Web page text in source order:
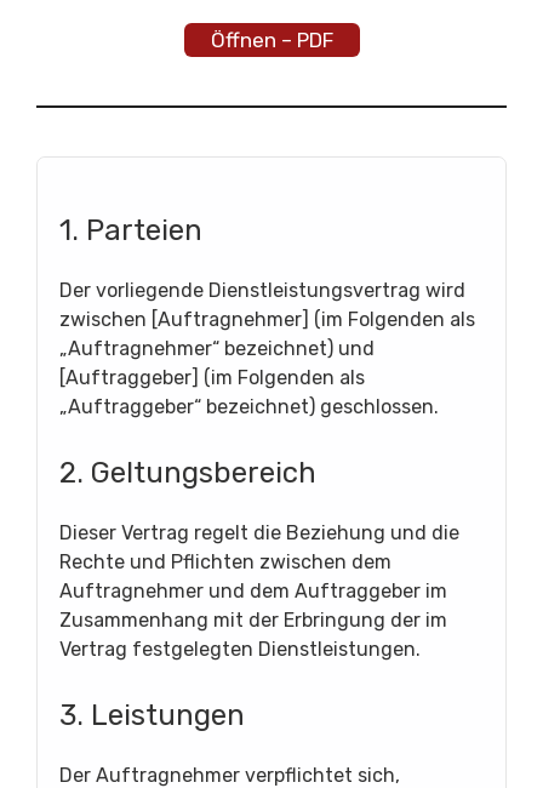
Öffnen – PDF
1. Parteien
Der vorliegende Dienstleistungsvertrag wird
zwischen [Auftragnehmer] (im Folgenden als
„Auftragnehmer“ bezeichnet) und
[Auftraggeber] (im Folgenden als
„Auftraggeber“ bezeichnet) geschlossen.
2. Geltungsbereich
Dieser Vertrag regelt die Beziehung und die
Rechte und Pflichten zwischen dem
Auftragnehmer und dem Auftraggeber im
Zusammenhang mit der Erbringung der im
Vertrag festgelegten Dienstleistungen.
3. Leistungen
Der Auftragnehmer verpflichtet sich,